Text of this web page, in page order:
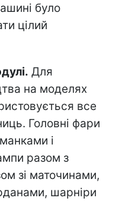
було
цілий
Для
на моделях
все
Головні фари
і
разом з
зі маточинами,
шарніри